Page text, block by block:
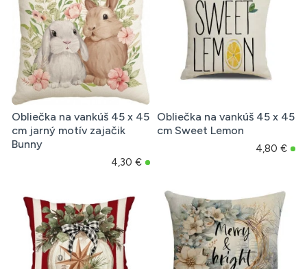
Obliečka na vankúš 45 x 45
cm jarný motív zajačik
Bunny
4,30 €
Obliečka na vankúš 45 x 45
cm Sweet Lemon
4,80 €